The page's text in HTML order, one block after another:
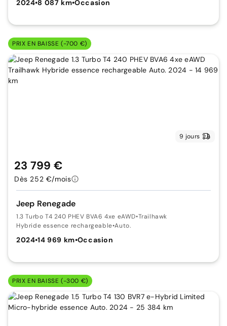
2024•8 087 km•Occasion
PRIX EN BAISSE (-700 €)
9 jours
Jeep Renegade
1.3 Turbo T4 240 PHEV BVA6 4xe eAWD•Trailhawk
Hybride essence rechargeable•Auto.
2024•14 969 km•Occasion
23 799 €
Dès 252 €/mois
PRIX EN BAISSE (-300 €)